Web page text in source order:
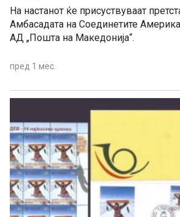
На настанот ќе присуствуваат
Амбасадата на Соединетите
АД „Пошта на Македонија“.
пред 1 мес.